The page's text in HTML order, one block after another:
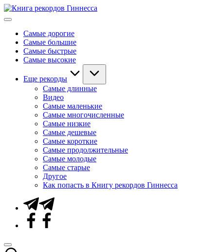
Перейти
к
Мировые
ГиннессаСамые дорогие
Самые большие
Самые быстрые
Самые высокие
Еще рекорды
Самые длинные
Видео
Самые маленькие
Самые многочисленные
Самые низкие
Самые дешевые
Самые короткие
Самые продолжительные
Самые молодые
Самые старые
Другое
Как попасть в Книгу рекордов Гиннесса
Telegram
Facebook